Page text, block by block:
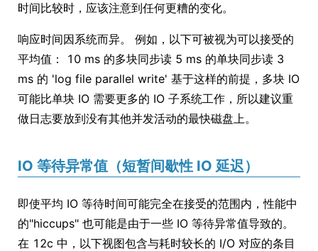
时间比较时，应该注意到任何更糟的变化。
响应时间因系统而异。 例如，以下可被视为可以接受的
平均值： 10 ms 的多块同步读 5 ms 的单块同步读 3
ms 的 'log file parallel write' 基于这样的前提，多块 IO
可能比单块 IO 需要更多的 IO 子系统工作，所以建议重
做日志要放到没有其他并发活动的最快磁盘上。
IO 等待异常值（短暂间歇性 IO 延迟）
即使平均 IO 等待时间可能完全在接受的范围内，性能中
的"hiccups" 也可能是由于一些 IO 等待异常值导致的。
在 12c 中，以下视图包含与耗时较长的 I/O 对应的条目